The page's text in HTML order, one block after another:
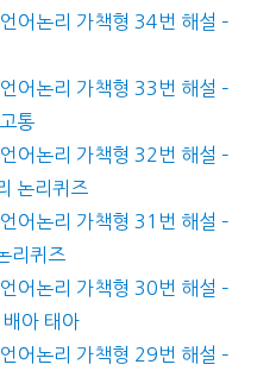
어논리 가책형 34번 해설 –
어논리 가책형 33번 해설 –
통
어논리 가책형 32번 해설 –
논리퀴즈
어논리 가책형 31번 해설 –
리퀴즈
어논리 가책형 30번 해설 –
아 태아
어논리 가책형 29번 해설 –